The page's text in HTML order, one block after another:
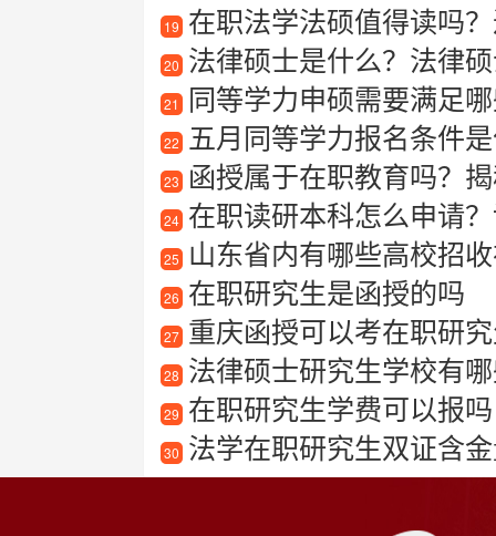
19 在职法学法硕值得读吗？过
20 法律硕士是什么？法律
21 同等学力申硕需要满足
22 五月同等学力报名条件是
23 函授属于在职教育吗？
24 在职读研本科怎么申请
25 山东省内有哪些高校招收在
26 在职研究生是函授的吗
27 重庆函授可以考在职研
28 法律硕士研究生学校有哪
29 在职研究生学费可以报吗
30 法学在职研究生双证含金